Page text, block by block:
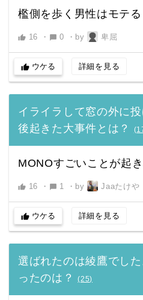
檻側を歩く男性はモテる
thumb_up 16 ・ chat_bubble 0 ・ by 卑屈
thumb_up ウケる 詳細を見る
イライラして窓の外に
後起きた大事件とは？
(
MONOすごいことが起
thumb_up 16 ・ chat_bubble 1 ・ by Jaaたけや
thumb_up ウケる 詳細を見る
選ばれたのは綾鷹でし
ったのは？
(25)